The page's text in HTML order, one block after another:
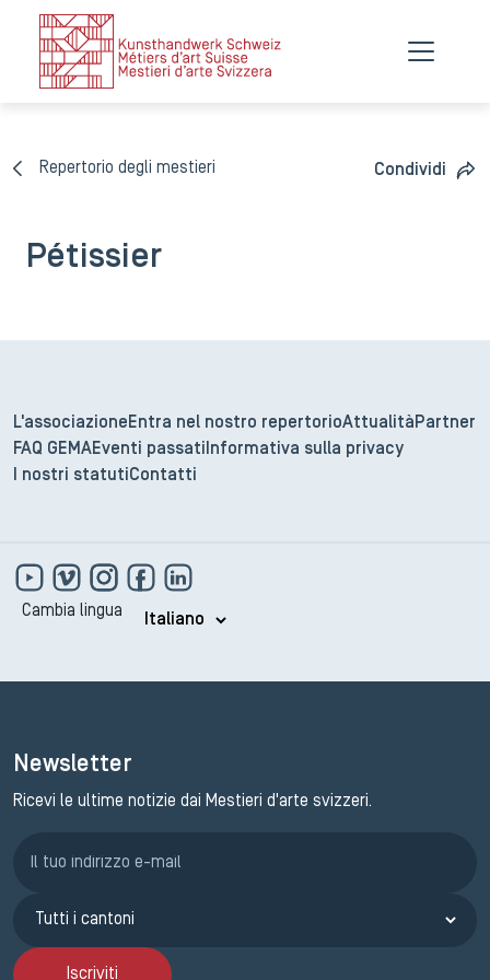
Repertorio degli mestieri Condividi
Pétissier
L'associazione Entra nel nostro repertorioAttualità Partner
FAQ GEMAEventi passati
Informativa sulla privacy
I nostri statuti Contatti
Cambia lingua
Newsletter
Ricevi le ultime notizie dai Mestieri d'arte svizzeri.
Iscriviti